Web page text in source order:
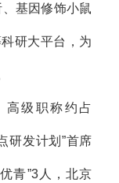
基因修饰小鼠
研大平台，为
级职称约占
研发计划”首席
青”3人，北京